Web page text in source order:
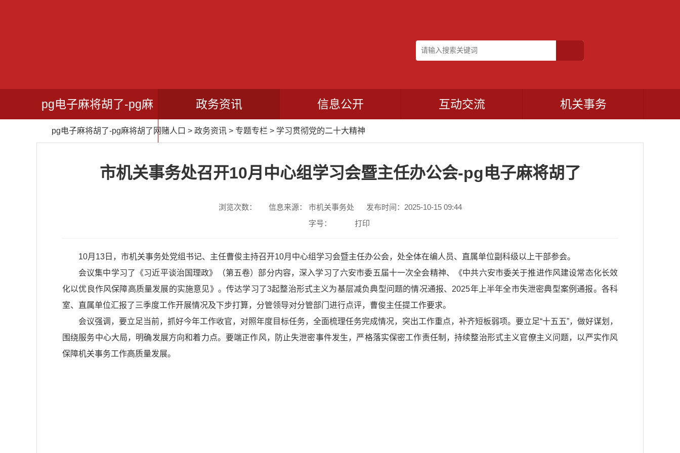
pg电子麻将胡了-pg麻
将胡了网赌人口
政务资讯 信息公开 互动交流 机关事务
pg电子麻将胡了-pg麻将胡了网赌人口 > 政务资讯 > 专题专栏 > 学习贯彻党的二十大精神
市机关事务处召开10月中心组学习会暨主任办公会-pg电子麻将胡了
浏览次数： 信息来源： 市机关事务处
发布时间：2025-10-15 09:44
字号：
打印
10月13日，市机关事务处党组书记、主任曹俊主持召开10月中心组学习会暨主任办公会，处全体在编人员、直属单位副科级以上干部参会。
会议集中学习了《习近平谈治国理政》（第五卷）部分内容，深入学习了六安市委五届十一次全会精神、《中共六安市委关于推进作风建设常态化长效
化以优良作风保障高质量发展的实施意见》。传达学习了3起整治形式主义为基层减负典型问题的情况通报、2025年上半年全市失泄密典型案例通报。各科
室、直属单位汇报了三季度工作开展情况及下步打算，分管领导对分管部门进行点评，曹俊主任提工作要求。
会议强调，要立足当前，抓好今年工作收官，对照年度目标任务，全面梳理任务完成情况，突出工作重点，补齐短板弱项。要立足“十五五”，做好谋划，
围绕服务中心大局，明确发展方向和着力点。要端正作风，防止失泄密事件发生，严格落实保密工作责任制，持续整治形式主义官僚主义问题，以严实作风
保障机关事务工作高质量发展。